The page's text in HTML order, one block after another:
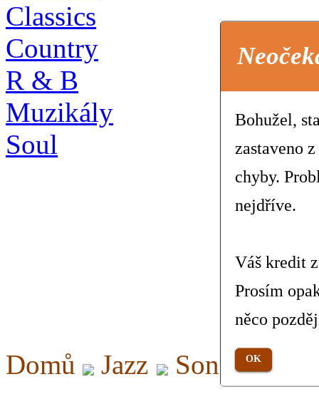
Classics
Country
R & B
Muzikály
Soul
Domů Jazz Song Of
Bohužel,
zastaveno
chyby.
nejdříve.
Váš kredit
Prosím
něco
OK